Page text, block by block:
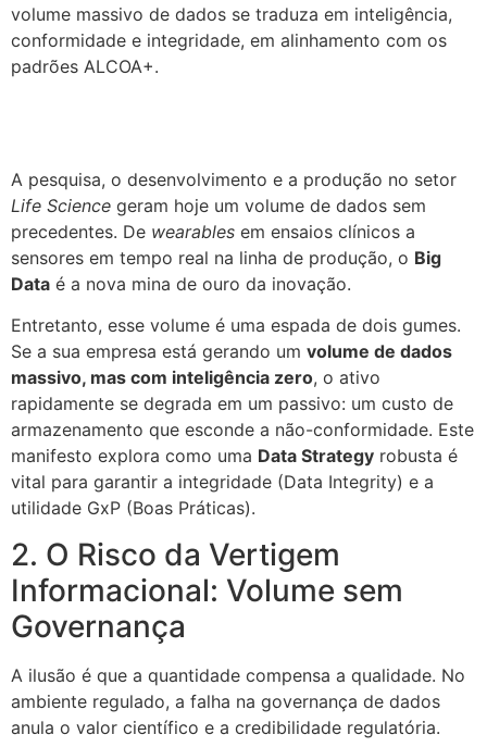
volume massivo de dados se traduza em inteligência,
conformidade e integridade, em alinhamento com os
padrões ALCOA+.
A pesquisa, o desenvolvimento e a produção no setor
Life Science geram hoje um volume de dados sem
precedentes. De wearables em ensaios clínicos a
sensores em tempo real na linha de produção, o Big
Data é a nova mina de ouro da inovação.
Entretanto, esse volume é uma espada de dois gumes.
Se a sua empresa está gerando um volume de dados
massivo, mas com inteligência zero, o ativo
rapidamente se degrada em um passivo: um custo de
armazenamento que esconde a não-conformidade. Este
manifesto explora como uma Data Strategy robusta é
vital para garantir a integridade (Data Integrity) e a
utilidade GxP (Boas Práticas).
2. O Risco da Vertigem
Informacional: Volume sem
Governança
A ilusão é que a quantidade compensa a qualidade. No
ambiente regulado, a falha na governança de dados
anula o valor científico e a credibilidade regulatória.